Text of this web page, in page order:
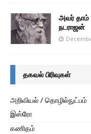
அவர் தாம்
நடராஜன்
தகவல் பிரிவுகள்
அறிவியல் / தொழில்நுட்பம்
இஸ்ரோ
கணிதம்